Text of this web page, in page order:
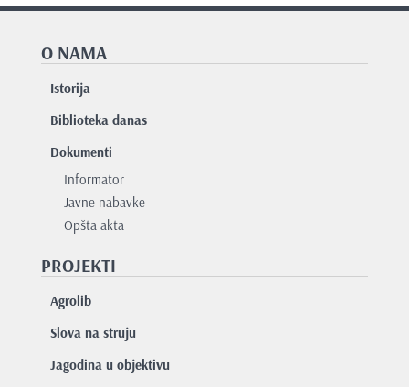
O NAMA
Istorija
Biblioteka danas
Dokumenti
Informator
Javne nabavke
Opšta akta
PROJEKTI
Agrolib
Slova na struju
Jagodina u objektivu